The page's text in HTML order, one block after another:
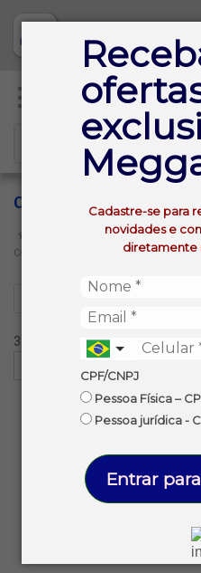
Cadastre-se para
novidades e
diretamente
CPF/CNPJ
Pessoa Física –
Pessoa jurídica -
Entrar para
CORACAO DA ALCATRA
CORTES TRADICIONAIS
CORACAO DA ALCATRA
3 produtos ordenados por: